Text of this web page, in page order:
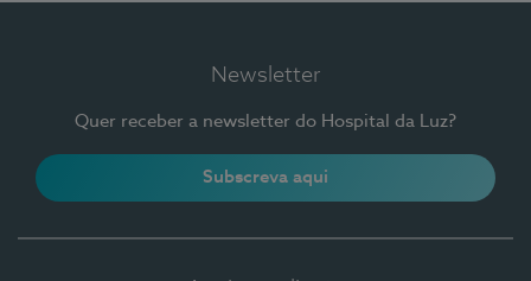
Newsletter
Quer receber a newsletter do Hospital da Luz?
Subscreva aqui